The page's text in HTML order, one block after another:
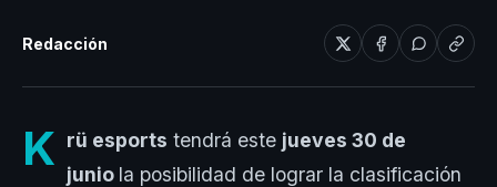
Redacción
K rü esports tendrá este jueves 30 de
junio la posibilidad de lograr la clasificación